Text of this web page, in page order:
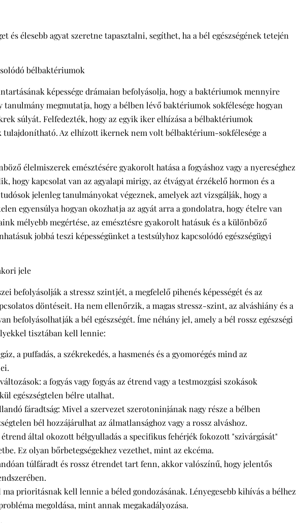
és élesebb agyat szeretne tapasztalni, segíthet, ha a bél egészségének tetején
bélbaktériumok
képessége drámaian befolyásolja, hogy a baktériumok mennyire
tanulmány megmutatja, hogy a bélben lévő baktériumok sokfélesége hogyan
súlyát. Felfedezték, hogy az egyik iker elhízása a bélbaktériumok
tulajdonítható. Az elhízott ikernek nem volt bélbaktérium-sokfélesége a
élelmiszerek emésztésére gyakorolt hatása a fogyáshoz vagy a nyereséghez
hogy kapcsolat van az agyalapi mirigy, az étvágyat érzékelő hormon és a
jelenleg tanulmányokat végeznek, amelyek azt vizsgálják, hogy a
egyensúlya hogyan okozhatja az agyát arra a gondolatra, hogy ételre van
mélyebb megértése, az emésztésre gyakorolt hatásuk és a különböző
jobbá teszi képességünket a testsúlyhoz kapcsolódó egészségügyi
jele
befolyásolják a stressz szintjét, a megfelelő pihenés képességét és az
döntéseit. Ha nem ellenőrzik, a magas stressz-szint, az alváshiány és a
befolyásolhatják a bél egészségét. Íme néhány jel, amely a bél rossz egészségi
tisztában kell lennie:
a puffadás, a székrekedés, a hasmenés és a gyomorégés mind az
a fogyás vagy fogyás az étrend vagy a testmozgási szokások
egészségtelen bélre utalhat.
fáradtság: Mivel a szervezet szerotoninjának nagy része a bélben
bél hozzájárulhat az álmatlansághoz vagy a rossz alváshoz.
által okozott bélgyulladás a specifikus fehérjék fokozott "szivárgását"
Ez olyan bőrbetegségekhez vezethet, mint az ekcéma.
túlfáradt és rossz étrendet tart fenn, akkor valószínű, hogy jelentős
prioritásnak kell lennie a béled gondozásának. Lényegesebb kihívás a bélhez
megoldása, mint annak megakadályozása.